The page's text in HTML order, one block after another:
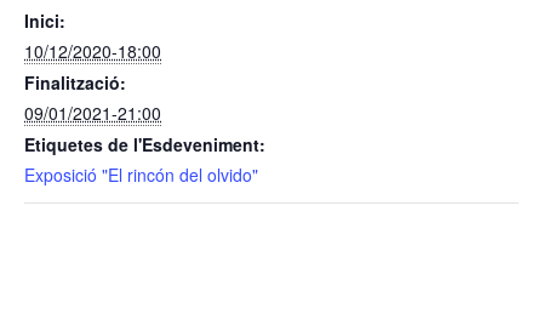
Inici:
10/12/2020-18:00
Finalització:
09/01/2021-21:00
Etiquetes de l'Esdeveniment:
Exposició "El rincón del olvido"